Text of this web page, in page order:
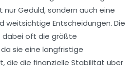
Geduld, sondern auch eine
weitsichtige Entscheidungen. Die
dabei oft die größte
sie eine langfristige
die die finanzielle Stabilität über